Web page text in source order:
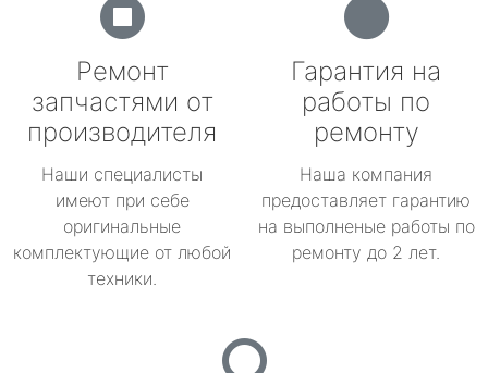
Ремонт
запчастями от
производителя
Наши специалисты
имеют при себе
оригинальные
комплектующие от любой
техники.
Гарантия на
работы по
ремонту
Наша компания
предоставляет гарантию
на выполненые работы по
ремонту до 2 лет.